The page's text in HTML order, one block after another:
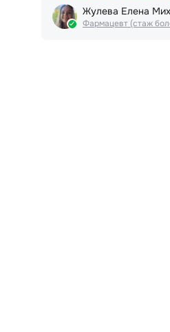
Жулева Елена
Фармацевт (стаж